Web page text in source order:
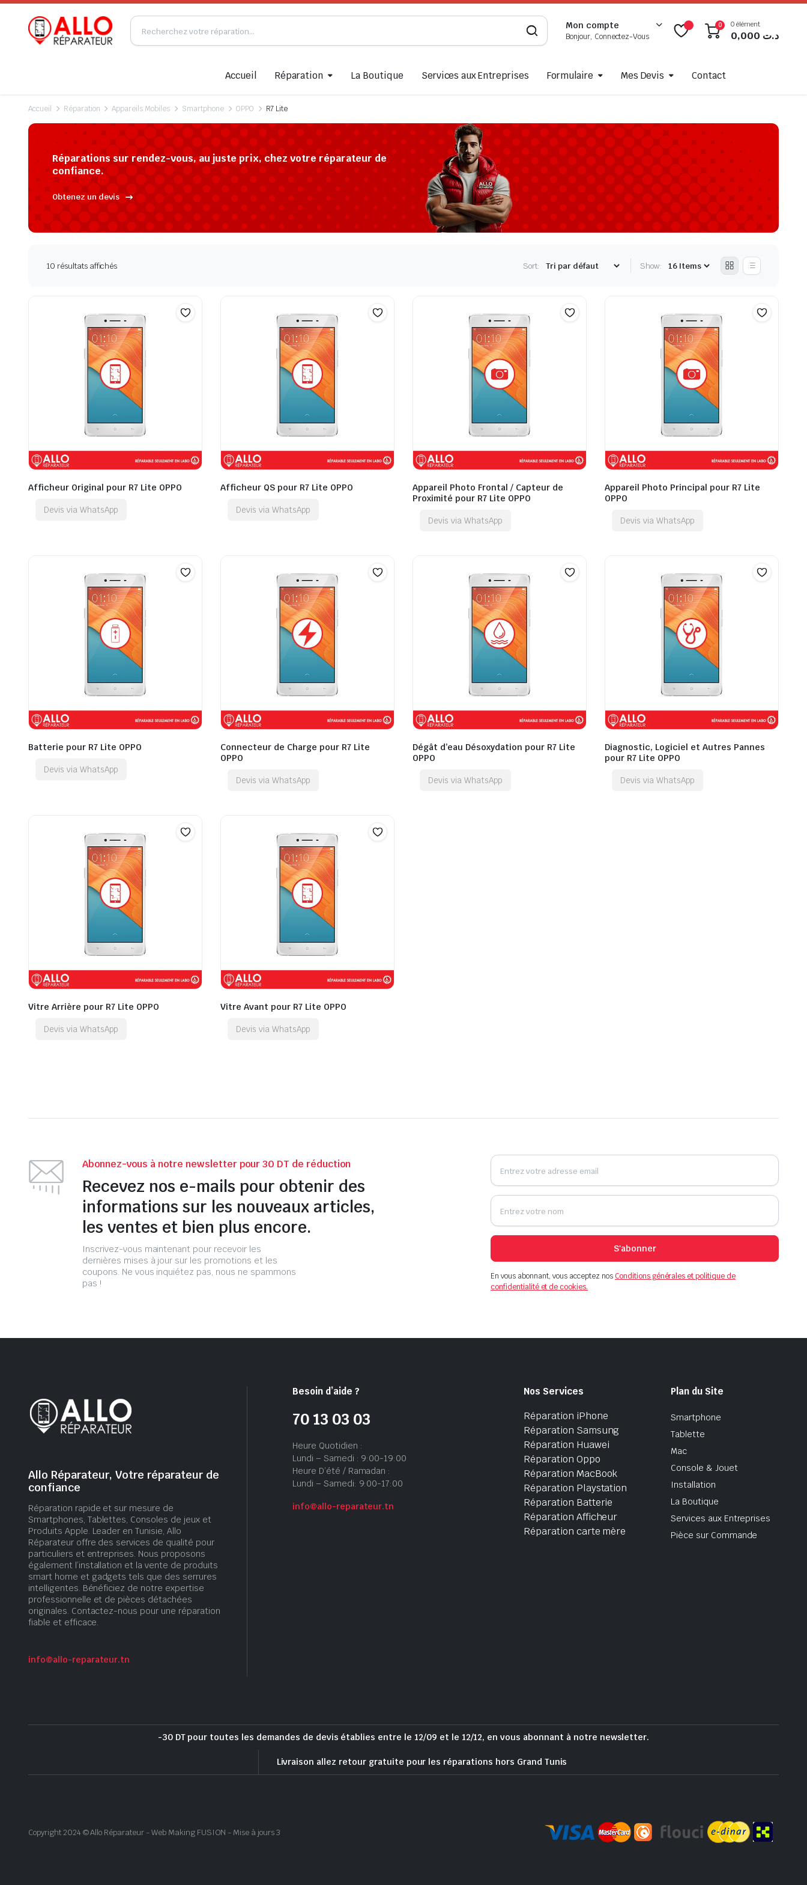
Mon compte
Bonjour, Connectez-Vous
0 0 élément
د.ت
Accueil Réparation La Boutique Services aux Entreprises Formulaire Mes Devis Contact
Accueil Réparation Appareils Mobiles Smartphone OPPO R7 Lite
Réparations sur rendez-vous, au juste prix, chez votre réparateur de
confiance.
Obtenez un devis
10 résultats affichés Sort: Show:
Afficheur Original pour R7 Lite OPPO
Devis via WhatsApp
Afficheur QS pour R7 Lite OPPO
Devis via WhatsApp
Appareil Photo Frontal / Capteur de
Proximité pour R7 Lite OPPO
Devis via WhatsApp
Appareil Photo Principal pour R7 Lite
OPPO
Devis via WhatsApp
Batterie pour R7 Lite OPPO
Devis via WhatsApp
Connecteur de Charge pour R7 Lite
OPPO
Devis via WhatsApp
Dégât d’eau Désoxydation pour R7 Lite
OPPO
Devis via WhatsApp
Diagnostic, Logiciel et Autres Pannes
pour R7 Lite OPPO
Devis via WhatsApp
Vitre Arrière pour R7 Lite OPPO
Devis via WhatsApp
Vitre Avant pour R7 Lite OPPO
Devis via WhatsApp
Abonnez-vous à notre newsletter pour 30 DT de réduction
Recevez nos e-mails pour obtenir des
informations sur les nouveaux articles,
les ventes et bien plus encore.
Inscrivez-vous maintenant pour recevoir les
dernières mises à jour sur les promotions et les
coupons. Ne vous inquiétez pas, nous ne spammons
pas !
S'abonner
En vous abonnant, vous acceptez nosConditions générales et politique de
confidentialité et de cookies.
Allo Réparateur, Votre réparateur de
confiance
Réparation rapide et sur mesure de
Smartphones, Tablettes, Consoles de jeux et
Produits Apple. Leader en Tunisie, Allo
Réparateur offre des services de qualité pour
particuliers et entreprises. Nous proposons
également l’installation et la vente de produits
smart home et gadgets tels que des serrures
intelligentes. Bénéficiez de notre expertise
professionnelle et de pièces détachées
originales. Contactez-nous pour une réparation
fiable et efficace.
info@allo-reparateur.tn
Besoin d’aide ?
70 13 03 03
Heure Quotidien :
Lundi – Samedi : 9:00-19:00
Heure D’été / Ramadan :
Lundi – Samedi: 9:00-17:00
info@allo-reparateur.tn
Nos Services
Réparation iPhone
Réparation Samsung
Réparation Huawei
Réparation Oppo
Réparation MacBook
Réparation Playstation
Réparation Batterie
Réparation Afficheur
Réparation carte mère
Plan du Site
Smartphone
Tablette
Mac
Console & Jouet
Installation
La Boutique
Services aux Entreprises
Pièce sur Commande
-30 DT pour toutes les demandes de devis établies entre le 12/09 et le 12/12, en vous abonnant à notre newsletter.
Livraison allez retour gratuite pour les réparations hors Grand Tunis
Copyright 2024 © Allo Réparateur - Web Making FUSION - Mise à jours 3